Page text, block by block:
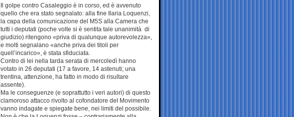
Il golpe contro Casaleggio è in corso, ed è avvenuto
quello che era stato segnalato: alla fine Ilaria Loquenzi,
la capa della comunicazione del M5S alla Camera che
tutti i deputati (poche volte si è sentita tale unanimità di
giudizio) ritengono «priva di qualunque autorevolezza»,
e molti segnalano «anche priva dei titoli per
quell’incarico», è stata sfiduciata.
Contro di lei nella tarda serata di mercoledì hanno
votato in 26 deputati (17 a favore, 14 astenuti; una
trentina, attenzione, ha fatto in modo di risultare
assente).
Ma le conseguenze (e soprattutto i veri autori) di questo
clamoroso attacco rivolto al cofondatore del Movimento
vanno indagate e spiegate bene, nei limiti del possibile.